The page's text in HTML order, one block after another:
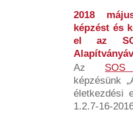
2018
képzést és
el az
Az SOS
képzésünk
életkezdési
1.2.7-16-